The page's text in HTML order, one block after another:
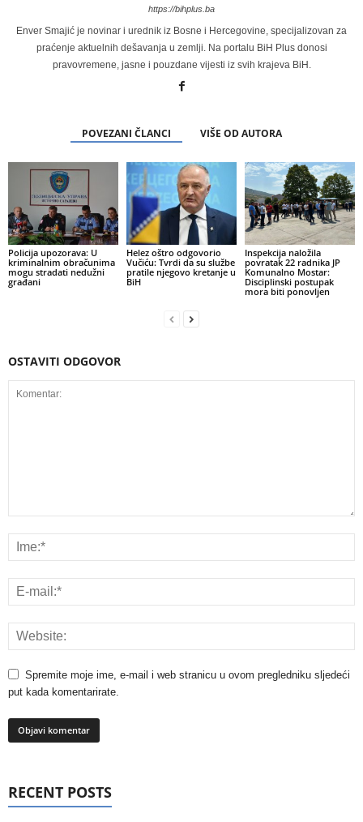
https://bihplus.ba
Enver Smajić je novinar i urednik iz Bosne i Hercegovine, specijalizovan za
praćenje aktuelnih dešavanja u zemlji. Na portalu BiH Plus donosi
pravovremene, jasne i pouzdane vijesti iz svih krajeva BiH.
POVEZANI ČLANCI VIŠE OD AUTORA
Policija upozorava: U
kriminalnim obračunima
mogu stradati nedužni
građani
Helez oštro odgovorio
Vučiću: Tvrdi da su službe
pratile njegovo kretanje u
BiH
Inspekcija naložila
povratak 22 radnika JP
Komunalno Mostar:
Disciplinski postupak
mora biti ponovljen
OSTAVITI ODGOVOR
Spremite moje ime, e-mail i web stranicu u ovom pregledniku sljedeći
put kada komentarirate.
RECENT POSTS